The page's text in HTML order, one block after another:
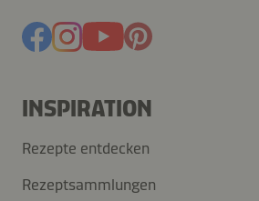
INSPIRATION
Rezepte entdecken
Rezeptsammlungen